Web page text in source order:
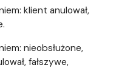
klient anulował,
nieobsłużone,
fałszywe,